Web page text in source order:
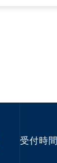
受付時間